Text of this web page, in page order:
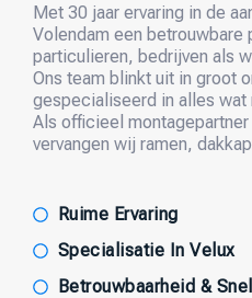
Met 30 jaar ervaring in de
Volendam een betrouwbare
particulieren, bedrijven als
Ons team blinkt uit in groot
gespecialiseerd in alles
Als officieel montagepartner
vervangen wij ramen,
Ruime Ervaring
Specialisatie In Velux
Betrouwbaarheid &